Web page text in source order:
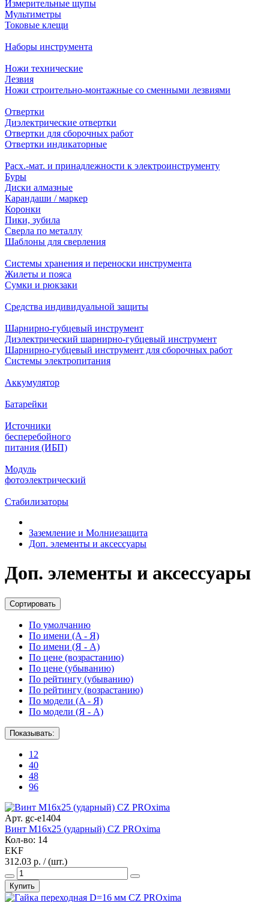
Измерительные щупы
Мультиметры
Токовые клещи
Наборы инструмента
Ножи технические
Лезвия
Ножи строительно-монтажные со сменными лезвиями
Отвертки
Диэлектрические отвертки
Отвертки для сборочных работ
Отвертки индикаторные
Расх.-мат. и принадлежности к электроинструменту
Буры
Диски алмазные
Карандаши / маркер
Коронки
Пики, зубила
Сверла по металлу
Шаблоны для сверления
Системы хранения и переноски инструмента
Жилеты и пояса
Сумки и рюкзаки
Средства индивидуальной защиты
Шарнирно-губцевый инструмент
Диэлектрический шарнирно-губцевый инструмент
Шарнирно-губцевый инструмент для сборочных работ
Системы электропитания
Аккумулятор
Батарейки
Источники
бесперебойного
питания (ИБП)
Модуль
фотоэлектрический
Стабилизаторы
Заземление и Молниезащита
Доп. элементы и аксессуары
Доп. элементы и аксессуары
Сортировать
По умолчанию
По имени (A - Я)
По имени (Я - A)
По цене (возрастанию)
По цене (убыванию)
По рейтингу (убыванию)
По рейтингу (возрастанию)
По модели (A - Я)
По модели (Я - A)
Показывать:
12
40
48
96
Арт. gc-e1404
Винт M16х25 (ударный) CZ PROxima
Кол-во: 14
EKF
312.03 р. / (шт.)
Купить